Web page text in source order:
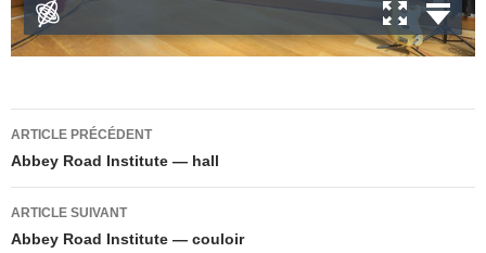
Navigation
des
articles
ARTICLE PRÉCÉDENT
Abbey Road Institute — hall
ARTICLE SUIVANT
Abbey Road Institute — couloir